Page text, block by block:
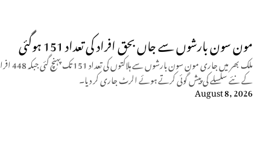
مون سون بارشوں سے جاں بحق افراد کی تعداد 151 ہوگئی
کے نئے سلسلے کی پیش گوئی کرتے ہوئے الرٹ جاری کر دیا۔
August 8, 2026